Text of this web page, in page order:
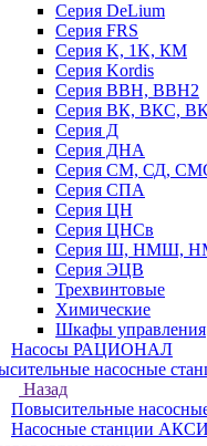
Серия DeLium
Серия FRS
Серия K, 1K, КМ
Серия Kordis
Серия ВВН, ВВН2
Серия ВК, ВКС,
Серия Д
Серия ДНА
Серия СМ, СД,
Серия СПА
Серия ЦН
Серия ЦНСв
Серия Ш, НМШ,
Серия ЭЦВ
Трехвинтовые
Химические
Шкафы управления
Насосы РАЦИОНАЛ
насосные
Назад
Повысительные
Насосные станции